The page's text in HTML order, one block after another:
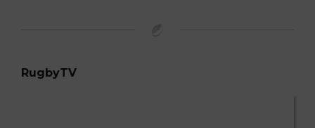
RugbyTV